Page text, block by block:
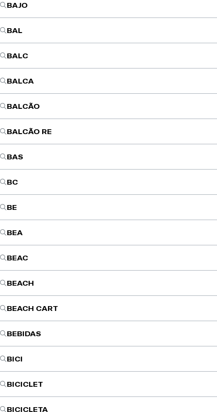
BAJO
BAL
BALC
BALCA
BALCÃO
BALCÃO RE
BAS
BC
BE
BEA
BEAC
BEACH
BEACH CART
BEBIDAS
BICI
BICICLET
BICICLETA